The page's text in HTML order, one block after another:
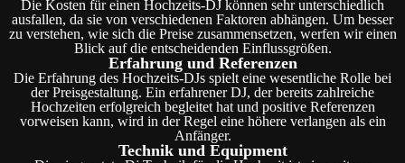
Die Kosten für einen Hochzeits-DJ können sehr unterschiedlich
ausfallen, da sie von verschiedenen Faktoren abhängen. Um besser
zu verstehen, wie sich die Preise zusammensetzen, werfen wir einen
Blick auf die entscheidenden Einflussgrößen.
Erfahrung und Referenzen
Die Erfahrung des Hochzeits-DJs spielt eine wesentliche Rolle bei
der Preisgestaltung. Ein erfahrener DJ, der bereits zahlreiche
Hochzeiten erfolgreich begleitet hat und positive Referenzen
vorweisen kann, wird in der Regel eine höhere verlangen als ein
Anfänger.
Technik und Equipment